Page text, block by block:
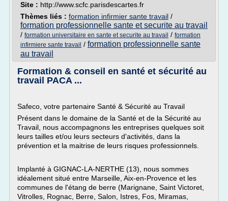
Site : http://www.scfc.parisdescartes.fr
Thèmes liés : formation infirmier sante travail /
formation professionnelle sante et securite au travail
/ formation universitaire en sante et securite au travail / formation
infirmiere sante travail / formation professionnelle sante
au travail
Formation & conseil en santé et sécurité au
travail PACA ...
Safeco, votre partenaire Santé & Sécurité au Travail
Présent dans le domaine de la Santé et de la Sécurité au
Travail, nous accompagnons les entreprises quelques soit
leurs tailles et/ou leurs secteurs d'activités, dans la
prévention et la maitrise de leurs risques professionnels.
Implanté à GIGNAC-LA-NERTHE (13), nous sommes
idéalement situé entre Marseille, Aix-en-Provence et les
communes de l'étang de berre (Marignane, Saint Victoret,
Vitrolles, Rognac, Berre, Salon, Istres, Fos, Miramas,